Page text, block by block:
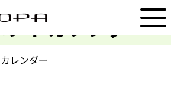
ントカレンダー
EVENT
レンダー